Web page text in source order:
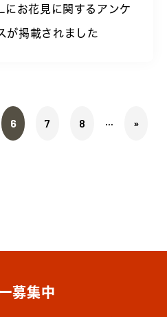
お花見に関するアンケ
が掲載されました
6 7 8 ... »
募集中